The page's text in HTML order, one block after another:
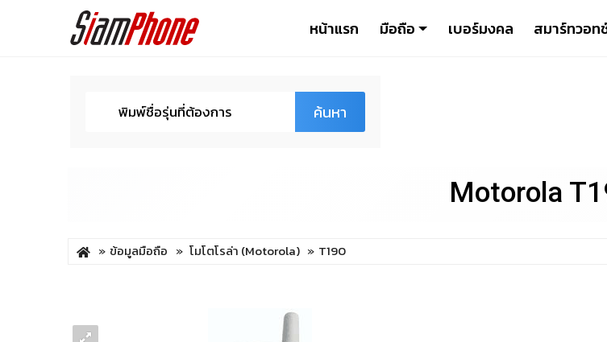
หน้าแรก มือถือ เบอร์มงคล สมาร์ทวอท
ค้นหา
Motorola
ข้อมูลมือถือ โมโตโรล่า (Motorola) T190